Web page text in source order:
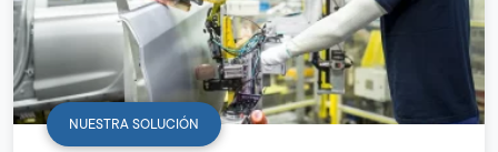
NUESTRA SOLUCIÓN